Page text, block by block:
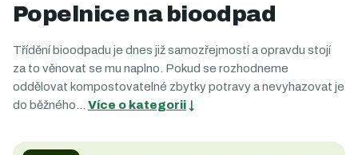
Popelnice na bioodpad
Třídění bioodpadu je dnes již samozřejmostí a opravdu stojí
za to věnovat se mu naplno. Pokud se rozhodneme
oddělovat kompostovatelné zbytky potravy a nevyhazovat je
do běžného… Více o kategorii ↓